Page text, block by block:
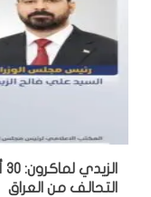
التحالف من العراق